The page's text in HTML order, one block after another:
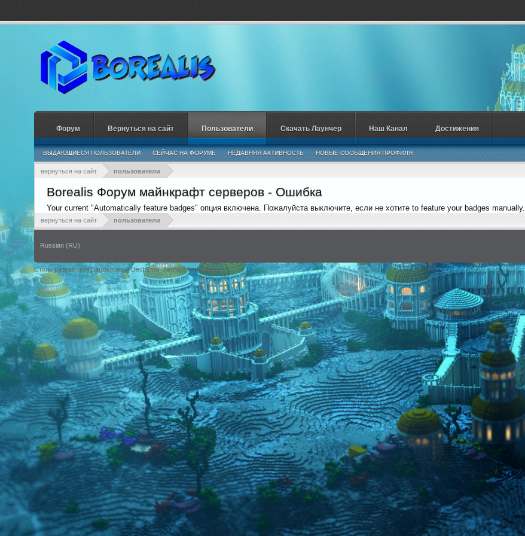
вернуться на сайт пользователи
Borealis Форум майнкрафт серверов - Ошибка
Your current "Automatically feature badges" опция включена. Пожалуйста выключите, если не хотите to feature your badges manually.
вернуться на сайт пользователи
Форум Вернуться на сайт Пользователи
ВЫДАЮЩИЕСЯ ПОЛЬЗОВАТЕЛИ СЕЙЧАС НА ФОРУМЕ НЕДАВНЯЯ АКТИВНОСТЬ НОВЫЕ СООБЩЕНИЯ ПРОФИЛЯ
Скачать Лаунчер Наш Канал Достижения
Russian (RU)
Стиль разработан Bartolomeo и Dech1moXenforo for Borealis